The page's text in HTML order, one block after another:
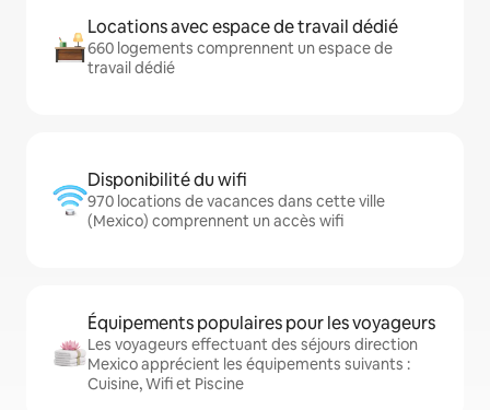
Locations avec espace de travail dédié
660 logements comprennent un espace de
travail dédié
Disponibilité du wifi
970 locations de vacances dans cette ville
(Mexico) comprennent un accès wifi
Équipements populaires pour les voyageurs
Les voyageurs effectuant des séjours direction
Mexico apprécient les équipements suivants :
Cuisine, Wifi et Piscine